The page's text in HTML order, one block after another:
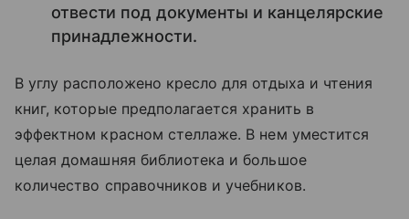
отвести под документы и канцелярские
принадлежности.
В углу расположено кресло для отдыха и чтения
книг, которые предполагается хранить в
эффектном красном стеллаже. В нем уместится
целая домашняя библиотека и большое
количество справочников и учебников.